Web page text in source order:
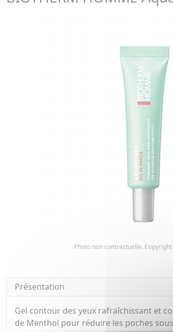
Photo non contractuelle.
Présentation
Gel contour des yeux rafraîchissant et
de Menthol pour réduire les poches